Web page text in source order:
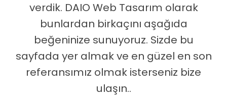
verdik. DAIO Web Tasarım olarak
bunlardan birkaçını aşağıda
beğeninize sunuyoruz. Sizde bu
sayfada yer almak ve en güzel en son
referansımız olmak isterseniz bize
ulaşın..